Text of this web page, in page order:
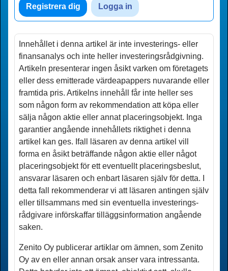
Registrera dig Logga in
Innehållet i denna artikel är inte investerings- eller
finansanalys och inte heller investerings­rådgivning.
Artikeln presenterar ingen åsikt varken om företagets
eller dess emitterade värdeapappers nuvarande eller
framtida pris. Artikelns innehåll får inte heller ses
som någon form av rekommendation att köpa eller
sälja någon aktie eller annat placeringsobjekt. Inga
garantier angående innehållets riktighet i denna
artikel kan ges. Ifall läsaren av denna artikel vill
forma en åsikt beträffande någon aktie eller något
placerings­objekt för ett eventuellt placeringsbeslut,
ansvarar läsaren och enbart läsaren själv för detta. I
detta fall rekommenderar vi att läsaren antingen själv
eller tillsammans med sin eventuella investerings­
rådgivare införskaffar tilläggsinformation angående
saken.
Zenito Oy publicerar artiklar om ämnen, som Zenito
Oy av en eller annan orsak anser vara intressanta.